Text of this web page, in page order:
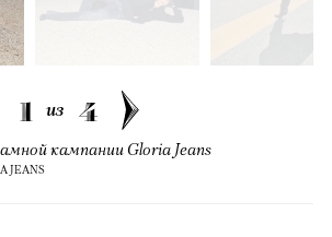
1 из 4
кампании Gloria Jeans
JEANS